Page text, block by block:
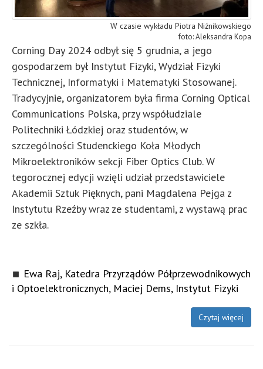
W czasie wykładu Piotra Niźnikowskiego
Aleksandra Kopa
Corning Day 2024 odbył się 5 grudnia, a jego
gospodarzem był Instytut Fizyki, Wydział Fizyki
Technicznej, Informatyki i Matematyki Stosowanej.
Tradycyjnie, organizatorem była firma Corning Optical
Communications Polska, przy współudziale
Politechniki Łódzkiej oraz studentów, w
szczególności Studenckiego Koła Młodych
Mikroelektroników sekcji Fiber Optics Club. W
tegorocznej edycji wzięli udział przedstawiciele
Akademii Sztuk Pięknych, pani Magdalena Pejga z
Instytutu Rzeźby wraz ze studentami, z wystawą prac
ze szkła.
Ewa Raj, Katedra Przyrządów Półprzewodnikowych
i Optoelektronicznych, Maciej Dems, Instytut Fizyki
Czytaj więcej